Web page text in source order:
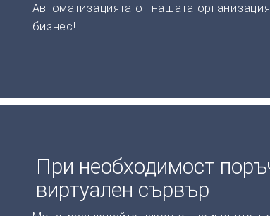
Автоматизацията от нашата
бизнес!
При необходимост
виртуален сървър